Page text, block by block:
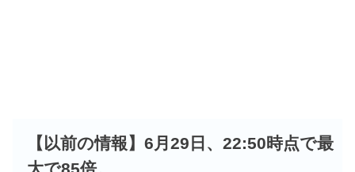
【以前の情報】6月29日、22:50時点で最